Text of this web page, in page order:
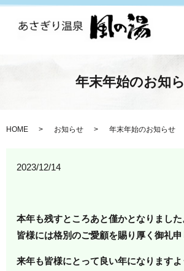
年末年始のお知
HOME お知らせ 年末年始のお知らせ
2023/12/14
本年も残すところあと僅かとなりました
皆様には格別のご愛顧を賜り厚く御礼申
来年も皆様にとって良い年になります